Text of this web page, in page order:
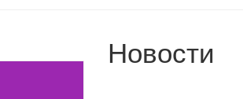
Новости